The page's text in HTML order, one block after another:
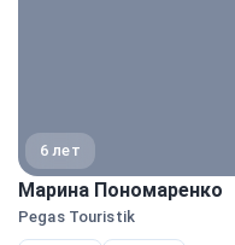
6 лет
Марина Пономаренко
Pegas Touristik